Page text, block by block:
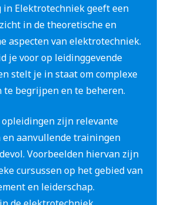
Elektrotechniek geeft een
in de theoretische en
aspecten van elektrotechniek.
je voor op leidinggevende
stelt je in staat om complexe
te begrijpen en te beheren.
zijn relevante
aanvullende trainingen
Voorbeelden hiervan zijn
cursussen op het gebied van
en leiderschap.